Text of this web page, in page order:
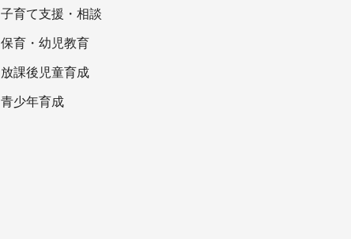
子育て支援・相談
保育・幼児教育
放課後児童育成
青少年育成